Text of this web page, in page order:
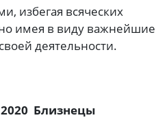
избегая всяческих
имея в виду важнейшие
деятельности.
Близнецы